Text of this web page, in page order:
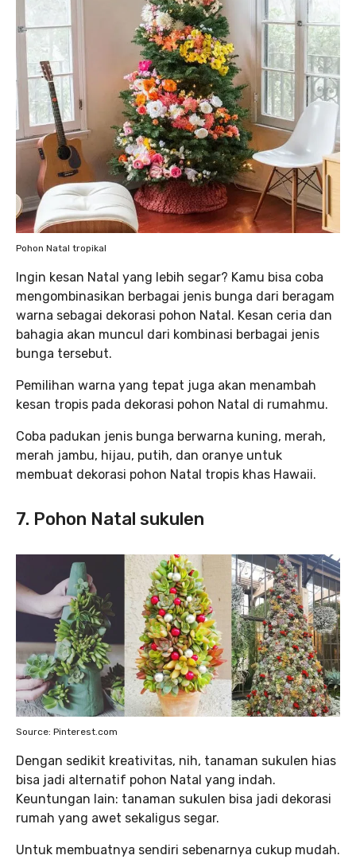
Pohon Natal tropikal
Ingin kesan Natal yang lebih segar? Kamu bisa coba
mengombinasikan berbagai jenis bunga dari beragam
warna sebagai dekorasi pohon Natal. Kesan ceria dan
bahagia akan muncul dari kombinasi berbagai jenis
bunga tersebut.
Pemilihan warna yang tepat juga akan menambah
kesan tropis pada dekorasi pohon Natal di rumahmu.
Coba padukan jenis bunga berwarna kuning, merah,
merah jambu, hijau, putih, dan oranye untuk
membuat dekorasi pohon Natal tropis khas Hawaii.
7. Pohon Natal sukulen
Source: Pinterest.com
Dengan sedikit kreativitas, nih, tanaman sukulen hias
bisa jadi alternatif pohon Natal yang indah.
Keuntungan lain: tanaman sukulen bisa jadi dekorasi
rumah yang awet sekaligus segar.
Untuk membuatnya sendiri sebenarnya cukup mudah.